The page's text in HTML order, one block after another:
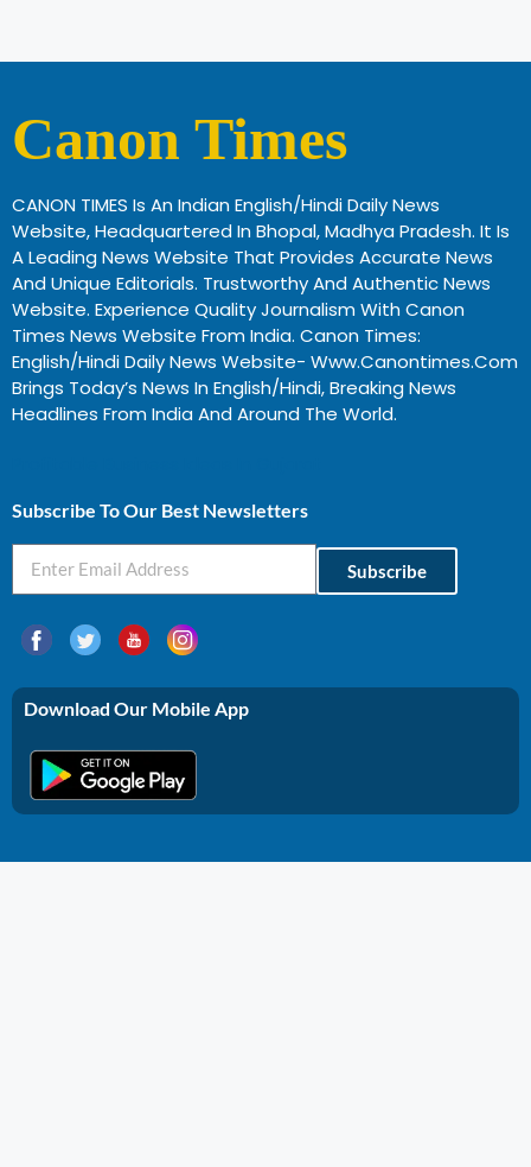
Canon Times
CANON TIMES Is An Indian English/Hindi Daily News
Website, Headquartered In Bhopal, Madhya Pradesh. It Is
A Leading News Website That Provides Accurate News
And Unique Editorials. Trustworthy And Authentic News
Website. Experience Quality Journalism With Canon
Times News Website From India. Canon Times:
English/Hindi Daily News Website- Www.canontimes.com
Brings Today’s News In English/Hindi, Breaking News
Headlines From India And Around The World.
Subscribe To Our Best Newsletters
Subscribe
Download Our Mobile App